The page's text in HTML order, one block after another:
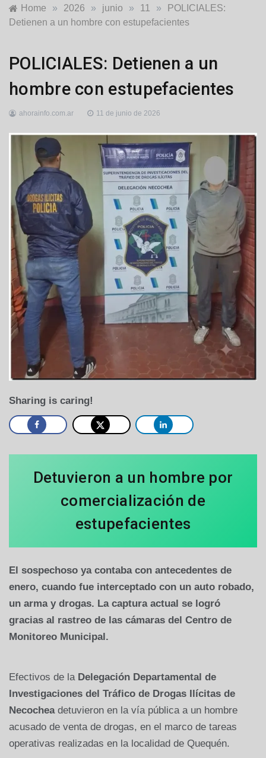
Home » 2026 » junio » 11 »
POLICIALES:
Detienen a un hombre con estupefacientes
Destacadas ,
Policiales
y
Judiciales
POLICIALES: Detienen a un
hombre con estupefacientes
ahorainfo.com.ar 11 de junio de 2026
Sharing is caring!
Detuvieron a un hombre por
comercialización de
estupefacientes
El sospechoso ya contaba con antecedentes de
enero, cuando fue interceptado con un auto robado,
un arma y drogas. La captura actual se logró
gracias al rastreo de las cámaras del Centro de
Monitoreo Municipal.
Efectivos de la Delegación Departamental de
Investigaciones del Tráfico de Drogas Ilícitas de
Necocheadetuvieron en la vía pública a un hombre
acusado de venta de drogas, en el marco de tareas
operativas realizadas en la localidad de Quequén.